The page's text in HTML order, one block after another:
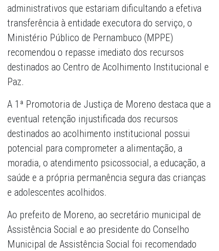
administrativos que estariam dificultando a efetiva
transferência à entidade executora do serviço, o
Ministério Público de Pernambuco (MPPE)
recomendou o repasse imediato dos recursos
destinados ao Centro de Acolhimento Institucional e
Paz.
A 1ª Promotoria de Justiça de Moreno destaca que a
eventual retenção injustificada dos recursos
destinados ao acolhimento institucional possui
potencial para comprometer a alimentação, a
moradia, o atendimento psicossocial, a educação, a
saúde e a própria permanência segura das crianças
e adolescentes acolhidos.
Ao prefeito de Moreno, ao secretário municipal de
Assistência Social e ao presidente do Conselho
Municipal de Assistência Social foi recomendado